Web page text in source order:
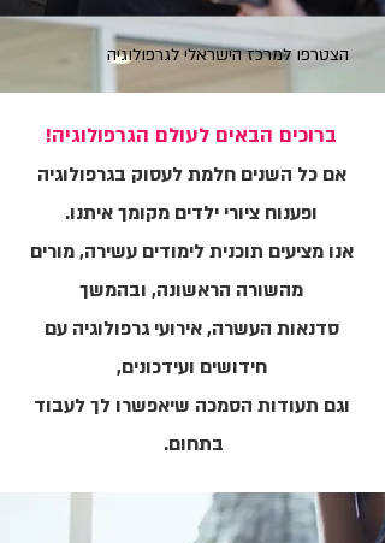
הצטרפו למרכז הישראלי לגרפולוגיה
ברוכים הבאים לעולם הגרפולוגיה!
אם כל השנים חלמת לעסוק בגרפולוגיה
ופענוח ציורי ילדים מקומך איתנו.
אנו מציעים תוכנית לימודים עשירה, מורים
מהשורה הראשונה, ובהמשך
סדנאות העשרה, אירועי גרפולוגיה עם
חידושים ועידכונים,
וגם תעודות הסמכה שיאפשרו לך לעבוד
בתחום.